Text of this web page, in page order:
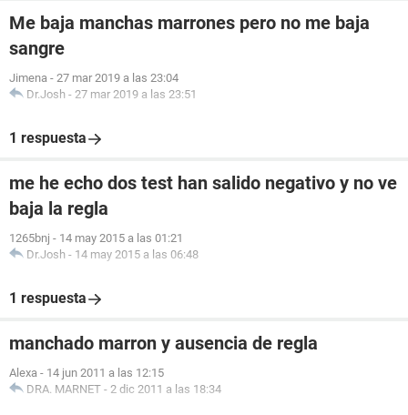
Me baja manchas marrones pero no me baja
sangre
Jimena - 27 mar 2019 a las 23:04
Dr.Josh - 27 mar 2019 a las 23:51
1 respuesta
me he echo dos test han salido negativo y no ve
baja la regla
1265bnj - 14 may 2015 a las 01:21
Dr.Josh - 14 may 2015 a las 06:48
1 respuesta
manchado marron y ausencia de regla
Alexa - 14 jun 2011 a las 12:15
DRA. MARNET - 2 dic 2011 a las 18:34